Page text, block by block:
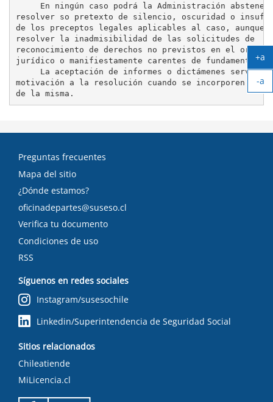
En ningún caso podrá la Administración
resolver so pretexto de silencio, oscuridad o
de los preceptos legales aplicables al caso, aunque
resolver la inadmisibilidad de las solicitudes de
reconocimiento de derechos no previstos en el
jurídico o manifiestamente carentes de fundamento.
La aceptación de informes o dictámenes servirá
motivación a la resolución cuando se incorporen al
Preguntas frecuentes
Mapa del sitio
¿Dónde estamos?
oficinadepartes@suseso.cl
Verifica tu documento
Condiciones de uso
RSS
Síguenos en redes sociales
Instagram/susesochile
Linkedin/Superintendencia de Seguridad Social
Sitios relacionados
Chileatiende
MiLicencia.cl
+a
-a